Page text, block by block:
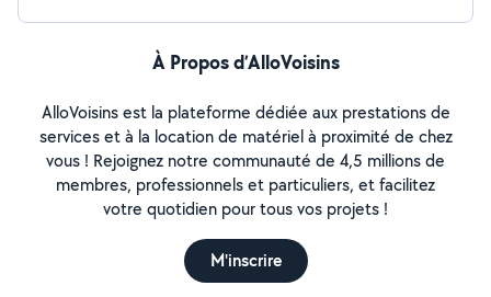
À Propos d’AlloVoisins
AlloVoisins est la plateforme dédiée aux prestations de
services et à la location de matériel à proximité de chez
vous ! Rejoignez notre communauté de 4,5 millions de
membres, professionnels et particuliers, et facilitez
votre quotidien pour tous vos projets !
M'inscrire